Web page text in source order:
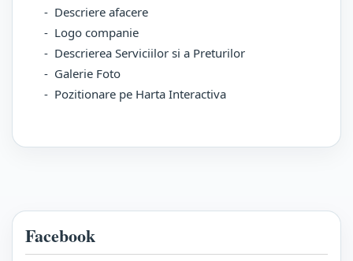
- Descriere afacere
- Logo companie
- Descrierea Serviciilor si a Preturilor
- Galerie Foto
- Pozitionare pe Harta Interactiva
Facebook